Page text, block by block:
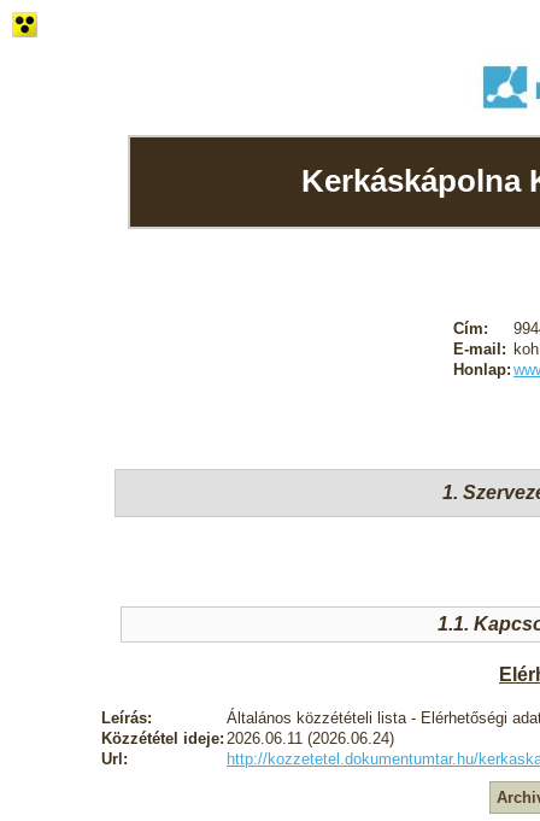
Kerkáskápolna
Cím:
E-mail:
Honlap:
1.
1.1.
Leírás:
Általános közzétételi lista - Elérhetőségi
Közzététel ideje: 2026.06.11 (2026.06.24)
Url:
http://kozzetetel.dokumentumtar.hu/